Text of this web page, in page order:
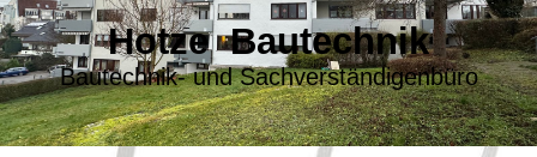
Hotze Bautechnik
Bautechnik- und Sachverständigenbüro